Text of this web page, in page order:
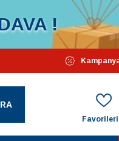
!
Özel Kampanyalarımız